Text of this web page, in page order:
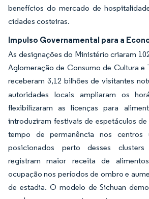
benefícios do mercado de
cidades costeiras.
Impulso Governamental para a
As designações do Ministério criaram
Aglomeração de Consumo de Cultura e
receberam 3,12 bilhões de visitantes
autoridades locais ampliaram os
flexibilizaram as licenças para
introduziram festivais de espetáculos
tempo de permanência nos centros
posicionados perto desses clusters
registram maior receita de
ocupação nos períodos de ombro e
de estadia. O modelo de Sichuan